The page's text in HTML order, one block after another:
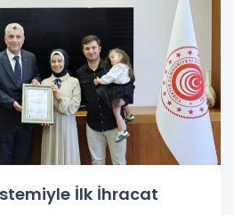
İlk İhracat